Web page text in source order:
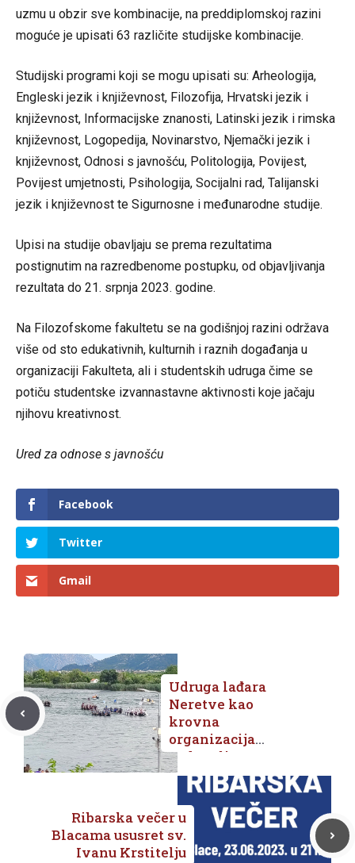
uzmu u obzir sve kombinacije, na preddiplomskoj razini
moguće je upisati 63 različite studijske kombinacije.
Studijski programi koji se mogu upisati su: Arheologija,
Engleski jezik i književnost, Filozofija, Hrvatski jezik i
književnost, Informacijske znanosti, Latinski jezik i rimska
književnost, Logopedija, Novinarstvo, Njemački jezik i
književnost, Odnosi s javnošću, Politologija, Povijest,
Povijest umjetnosti, Psihologija, Socijalni rad, Talijanski
jezik i književnost te Sigurnosne i međunarodne studije.
Upisi na studije obavljaju se prema rezultatima
postignutim na razredbenome postupku, od objavljivanja
rezultata do 21. srpnja 2023. godine.
Na Filozofskome fakultetu se na godišnjoj razini održava
više od sto edukativnih, kulturnih i raznih događanja u
organizaciji Fakulteta, ali i studentskih udruga čime se
potiču studentske izvannastavne aktivnosti koje jačaju
njihovu kreativnost.
Ured za odnose s javnošću
Facebook
Twitter
Gmail
Udruga lađara
Neretve kao
krovna
organizacija
zadovoljna
prethodnim
lađarskim
kupovima
Ribarska večer u
Blacama ususret sv.
Ivanu Krstitelju